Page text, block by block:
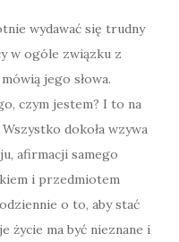
wydawać się trudny
w ogóle związku z
jego słowa.
czym jestem? I to na
dokoła wzywa
afirmacji samego
i przedmiotem
o to, aby stać
życie ma być nieznane i